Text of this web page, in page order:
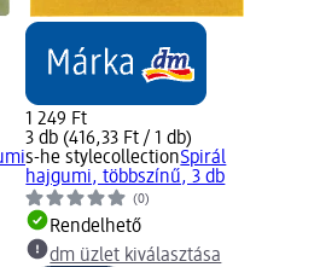
1 249 Ft
3 db (416,33 Ft / 1 db)
s-he stylecollectionSpirál
hajgumi, többszínű, 3 db
(0)
Rendelhető
dm üzlet kiválasztása